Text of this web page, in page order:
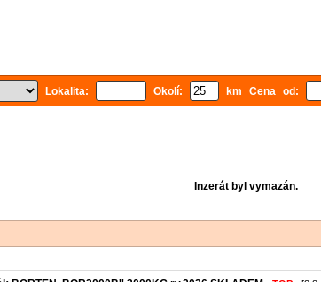
Lokalita: Okolí: km Cena od:
Inzerát byl vymazán.